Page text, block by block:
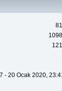
- 20 Ocak 2020,